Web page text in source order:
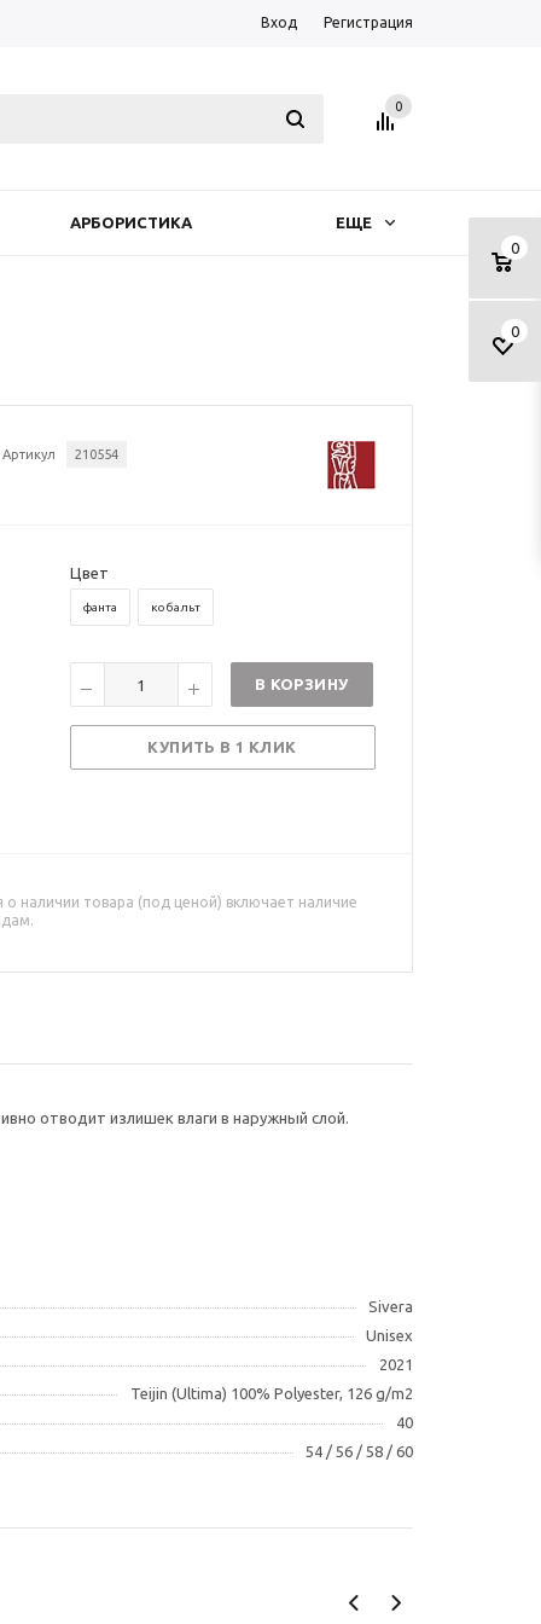
Вход Регистрация
0
0
0
АРБОРИСТИКА ЕЩЕ
Артикул 210554
Цвет
фанта кобальт
В КОРЗИНУ
КУПИТЬ В 1 КЛИК
наличии товара (под ценой) включает наличие
отводит излишек влаги в наружный слой.
Sivera
Unisex
2021
Teijin (Ultima) 100% Polyester, 126 g/m2
40
54 / 56 / 58 / 60